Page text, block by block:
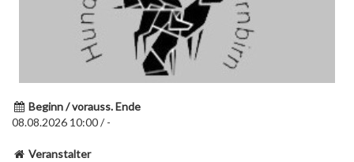
Beginn / vorauss. Ende
08.08.2026 10:00 / -
Veranstalter